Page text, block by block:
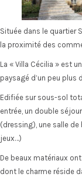
Située dans le quartier
la proximité des
La « Villa Cécilia » est
paysagé d’un peu plus
Edifiée sur sous-sol
entrée, un double
(dressing), une salle
jeux…)
De beaux matériaux
dont le charme réside